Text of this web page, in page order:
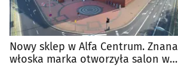
Nowy sklep w Alfa Centrum. Znana
włoska marka otworzyła salon w